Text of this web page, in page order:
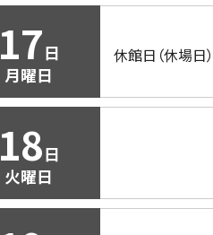
17日
月曜日
休館日（休場日）
18日
火曜日